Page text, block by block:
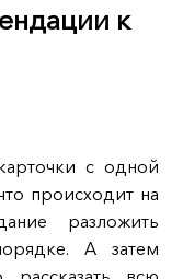
к
с одной
происходит на
разложить
А затем